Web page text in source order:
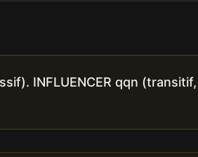
INFLUENCER qqn (transitif,